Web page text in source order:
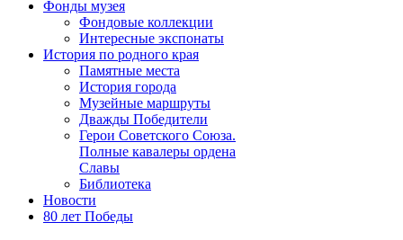
Фонды музея
Фондовые коллекции
Интересные экспонаты
История по родного края
Памятные места
История города
Музейные маршруты
Дважды Победители
Герои Советского Союза.
Полные кавалеры ордена
Славы
Библиотека
Новости
80 лет Победы